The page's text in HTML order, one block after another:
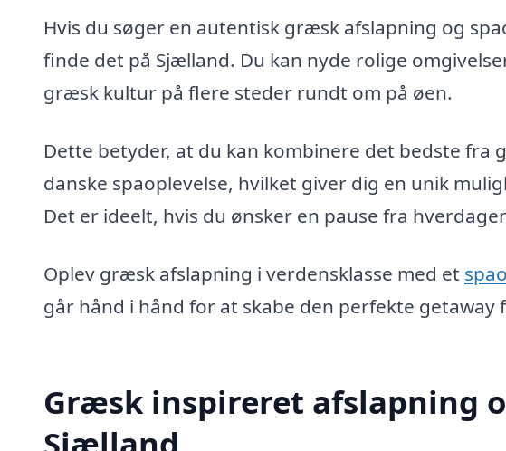
Hvis du søger en autentisk græsk afslapning og
finde det på Sjælland. Du kan nyde rolige
græsk kultur på flere steder rundt om på øen.
Dette betyder, at du kan kombinere det bedste
danske spaoplevelse, hvilket giver dig en unik
Det er ideelt, hvis du ønsker en pause fra
Oplev græsk afslapning i verdensklasse med et
går hånd i hånd for at skabe den perfekte getaway
Græsk inspireret afslapning